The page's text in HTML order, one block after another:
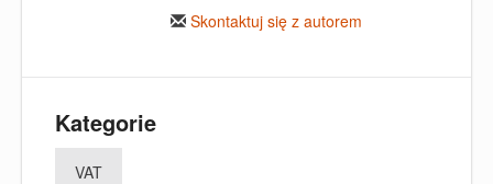
Skontaktuj się z autorem
Kategorie
VAT